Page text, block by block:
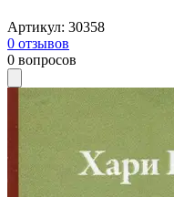
Артикул: 30358
0 отзывов
0 вопросов